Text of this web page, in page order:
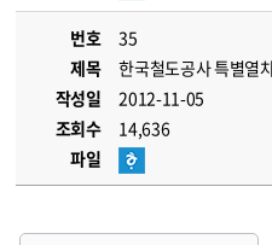
번호
35
제목
한국철도공사 특별열
작성일
2012-11-05
조회수
14,636
파일